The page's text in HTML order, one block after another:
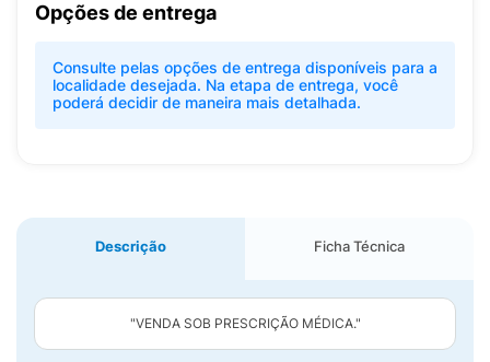
Opções de entrega
Consulte pelas opções de entrega disponíveis para a
localidade desejada. Na etapa de entrega, você
poderá decidir de maneira mais detalhada.
Descrição Ficha Técnica
"VENDA SOB PRESCRIÇÃO MÉDICA."